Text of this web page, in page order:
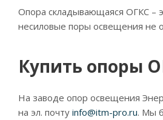
Опора складывающаяся ОГКС –
несиловые поры освещения не
Купить опоры
На заводе опор освещения
на эл. почту info@itm-pro.ru. Мы